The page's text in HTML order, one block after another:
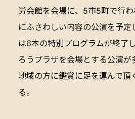
労会館を会場に、5市5町で行
にふさわしい内容の公演を予定
は6本の特別プログラムが終了
ろうプラザを会場とする公演が
地域の方に鑑賞に足を運んで頂
る。